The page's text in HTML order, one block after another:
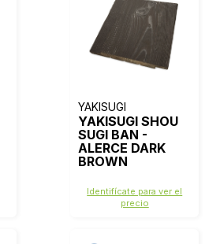
YAKISUGI
YAKISUGI SHOU
SUGI BAN -
ALERCE DARK
BROWN
Identifícate para ver el
precio